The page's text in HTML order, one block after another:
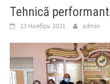
Tehnică
23 Ноябрь 2021 admin